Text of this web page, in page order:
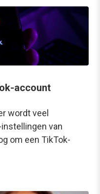
account
wordt veel
van
om een TikTok-